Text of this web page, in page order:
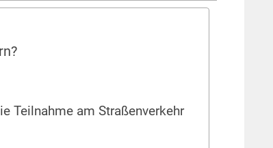
Teilnahme am Straßenverkehr